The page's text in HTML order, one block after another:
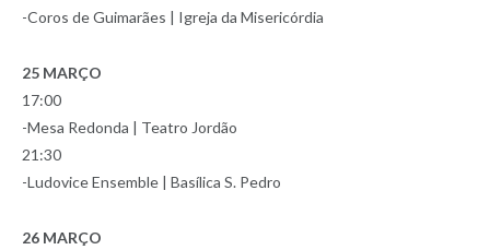
-Coros de Guimarães | Igreja da Misericórdia
25 MARÇO
17:00
-Mesa Redonda | Teatro Jordão
21:30
-Ludovice Ensemble | Basílica S. Pedro
26 MARÇO